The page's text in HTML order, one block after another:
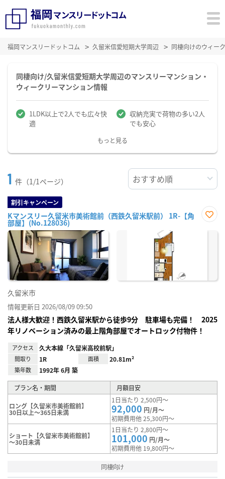
福岡マンスリードットコム 久留米信愛短期大学周辺 同棲向けのウィー
同棲向け/久留米信愛短期大学周辺のマンスリーマンション・
ウィークリーマンション情報
1LDK以上で2人でも広々快
適
収納充実で荷物の多い2人
でも安心
もっと見る
1 件（1/1ページ）
割引キャンペーン
Kマンスリー久留米市美術館前（西鉄久留米駅前） 1R-【角
部屋】(No.128036)
に入
久留米市
情報更新日 2026/08/09 09:50
法人様大歓迎！西鉄久留米駅から徒歩9分 駐車場も完備！ 2025
年リノベーション済みの最上階角部屋でオートロック付物件！
アクセス 久大本線「久留米高校前駅」
間取り 1R 面積 20.81m²
築年数 1992年 6月 築
プラン名・期間 月額目安
ロング【久留米市美術館前】
30日以上～365日未満
1日当たり 2,500円～
92,000 円/月～
初期費用他 25,300円～
ショート【久留米市美術館前】
～30日未満
1日当たり 2,800円～
101,000 円/月～
初期費用他 19,800円～
同棲向け